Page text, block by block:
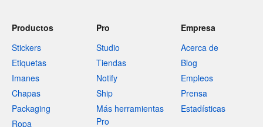
Productos
Stickers
Etiquetas
Imanes
Chapas
Packaging
Ropa
Pro
Studio
Tiendas
Notify
Ship
Más herramientas
Pro
Empresa
Acerca de
Blog
Empleos
Prensa
Estadísticas